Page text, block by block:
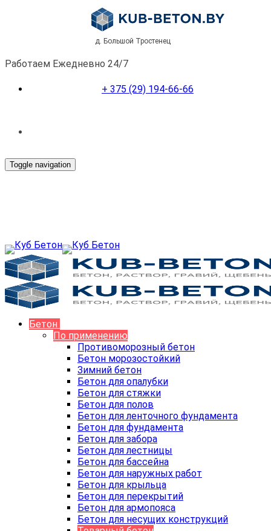
д. Большой Тростенец
Работаем Ежедневно 24/7
+ 375 (29) 194-66-66
Toggle navigation
Бетон
По применению
Противоморозный бетон
Бетон морозостойкий
Зимний бетон
Бетон для опалубки
Бетон для стяжки
Бетон для полов
Бетон для ленточного фундамента
Бетон для фундамента
Бетон для забора
Бетон для лестницы
Бетон для бассейна
Бетон для наружных работ
Бетон для крыльца
Бетон для перекрытий
Бетон для армопояса
Бетон для несущих конструкций